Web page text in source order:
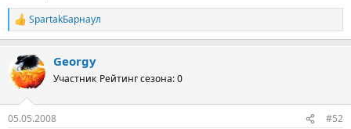
Р
е
к
ц
и
SpartakБарнаул
Georgy
Участник Рейтинг сезона: 0
05.05.2008 #52